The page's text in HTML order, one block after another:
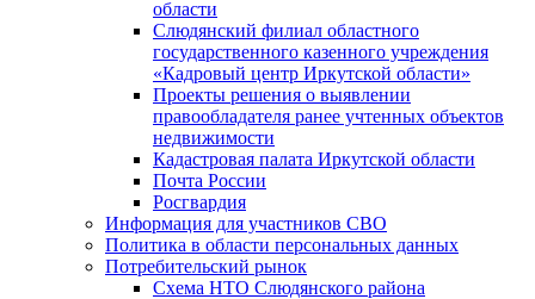
области
Слюдянский филиал областного
государственного казенного учреждения
«Кадровый центр Иркутской области»
Проекты решения о выявлении
правообладателя ранее учтенных объектов
недвижимости
Кадастровая палата Иркутской области
Почта России
Росгвардия
Информация для участников СВО
Политика в области персональных данных
Потребительский рынок
Схема НТО Слюдянского района